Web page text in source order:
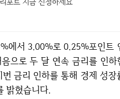
으로 두 달 연속 금리를 인
금리 인하를 통해 경제 성
밝혔습니다.